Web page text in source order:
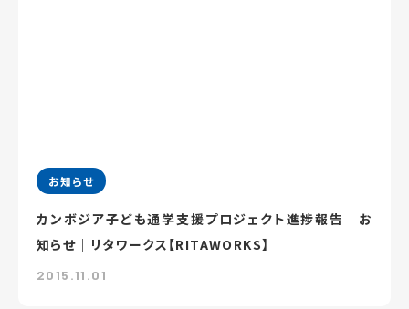
お知らせ
カンボジア子ども通学支援プロジェクト進捗報告｜お
知らせ｜リタワークス【RITAWORKS】
2015.11.01